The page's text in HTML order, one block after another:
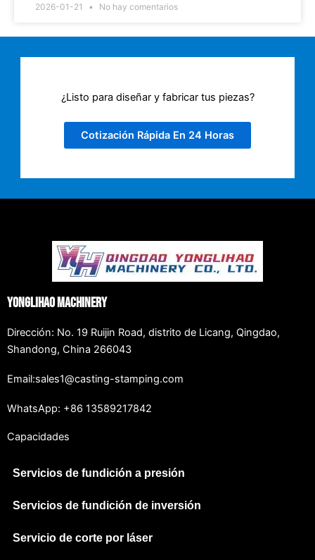
2026-01-21 No hay comentarios
¿Listo para diseñar y fabricar tus piezas?
Cotización Rápida En 24 Horas
Yonglihao Machinery
Dirección: No. 19 Ruijin Road, distrito de Licang, Qingdao,
Shandong, China 266043
Email:sales1@casting-stamping.com
WhatsApp: +86 13589217842
Capacidades
Servicios de fundición a presión
Servicios de fundición de inversión
Servicio de corte por láser